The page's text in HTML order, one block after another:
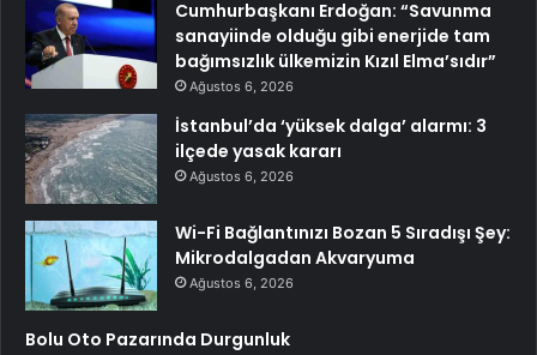
Cumhurbaşkanı Erdoğan: “Savunma
sanayiinde olduğu gibi enerjide tam
bağımsızlık ülkemizin Kızıl Elma’sıdır”
Ağustos 6, 2026
İstanbul’da ‘yüksek dalga’ alarmı: 3
ilçede yasak kararı
Ağustos 6, 2026
Wi-Fi Bağlantınızı Bozan 5 Sıradışı Şey:
Mikrodalgadan Akvaryuma
Ağustos 6, 2026
Bolu Oto Pazarında Durgunluk